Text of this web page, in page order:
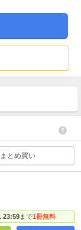
まとめ買い
23:59まで1冊無料